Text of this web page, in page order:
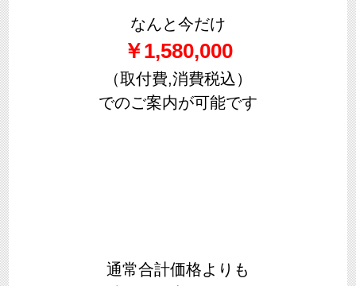
なんと今だけ
￥1,580,000
（取付費,消費税込）
でのご案内が可能です
通常合計価格よりも